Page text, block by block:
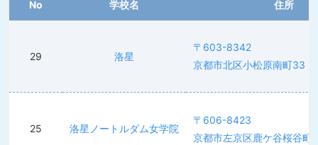
No 学校名 住所
29 洛星
〒603-8342
京都市北区小松原南町33
25 洛星ノートルダム女学院
〒606-8423
京都市左京区鹿ケ谷桜谷町